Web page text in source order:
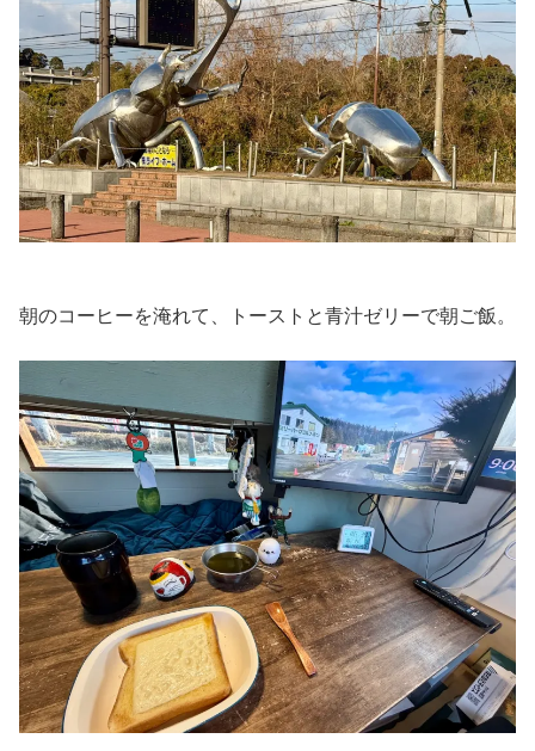
朝のコーヒーを淹れて、トーストと青汁ゼリーで朝ご飯。